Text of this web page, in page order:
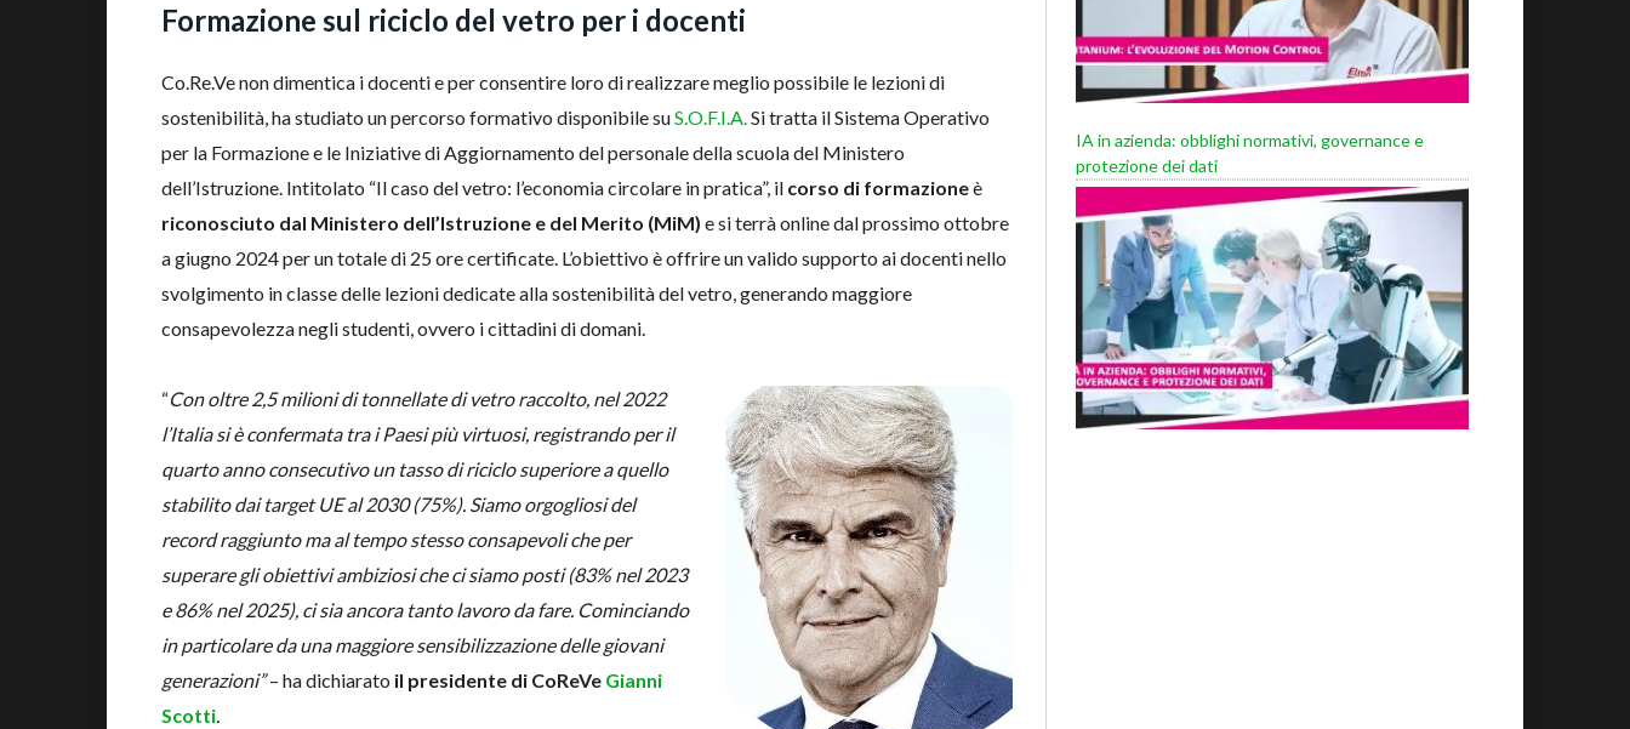
Formazione sul riciclo del vetro per i docenti
Co.Re.Ve non dimentica i docenti e per consentire loro di realizzare meglio possibile le lezioni di
sostenibilità, ha studiato un percorso formativo disponibile suS.O.F.I.A. Si tratta il Sistema Operativo
per la Formazione e le Iniziative di Aggiornamento del personale della scuola del Ministero
dell’Istruzione. Intitolato “Il caso del vetro: l’economia circolare in pratica”, il corso di formazioneè
riconosciuto dal Ministero dell’Istruzione e del Merito (MiM) e si terrà online dal prossimo ottobre
a giugno 2024 per un totale di 25 ore certificate. L’obiettivo è offrire un valido supporto ai docenti nello
svolgimento in classe delle lezioni dedicate alla sostenibilità del vetro, generando maggiore
consapevolezza negli studenti, ovvero i cittadini di domani.
“Con oltre 2,5 milioni di tonnellate di vetro raccolto, nel 2022
l’Italia si è confermata tra i Paesi più virtuosi, registrando per il
quarto anno consecutivo un tasso di riciclo superiore a quello
stabilito dai target UE al 2030 (75%). Siamo orgogliosi del
record raggiunto ma al tempo stesso consapevoli che per
superare gli obiettivi ambiziosi che ci siamo posti (83% nel 2023
e 86% nel 2025), ci sia ancora tanto lavoro da fare. Cominciando
in particolare da una maggiore sensibilizzazione delle giovani
generazioni”– ha dichiarato il presidente di CoReVe Gianni
Scotti.
IA in azienda: obblighi normativi, governance e
protezione dei dati